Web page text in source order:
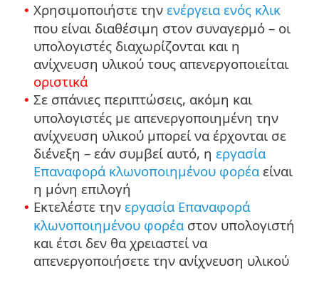
• Χρησιμοποιήστε την ενέργεια ενός κλικ
που είναι διαθέσιμη στον συναγερμό – οι
υπολογιστές διαχωρίζονται και η
ανίχνευση υλικού τους απενεργοποιείται
οριστικά
• Σε σπάνιες περιπτώσεις, ακόμη και
υπολογιστές με απενεργοποιημένη την
ανίχνευση υλικού μπορεί να έρχονται σε
διένεξη – εάν συμβεί αυτό, η εργασία
Επαναφορά κλωνοποιημένου φορέαείναι
η μόνη επιλογή
• Εκτελέστε την εργασία Επαναφορά
κλωνοποιημένου φορέαστον υπολογιστή
και έτσι δεν θα χρειαστεί να
απενεργοποιήσετε την ανίχνευση υλικού